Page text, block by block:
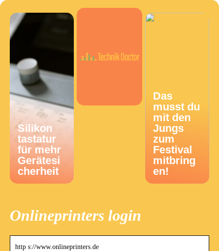
Silikon
tastatur
für mehr
Gerätesi
cherheit
Das
musst du
mit den
Jungs
zum
Festival
mitbring
en!
Onlineprinters login
http s://www.onlineprinters.de